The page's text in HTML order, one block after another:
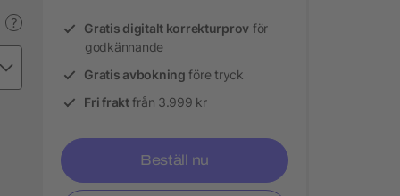
? Gratis digitalt korrekturprov för
godkännande
Gratis avbokning före tryck
Fri fraktfrån 3.999 kr
Beställ nu